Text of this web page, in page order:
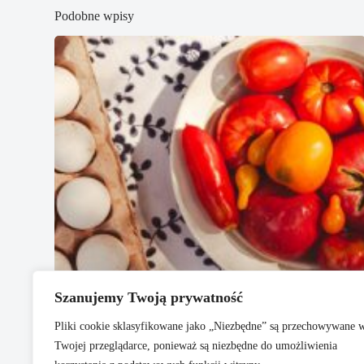
Szanujemy Twoją prywatność
Pliki cookie sklasyfikowane jako „Niezbędne” są przechowywane
Twojej przeglądarce, ponieważ są niezbędne do umożliwienia
Podobne wpisy